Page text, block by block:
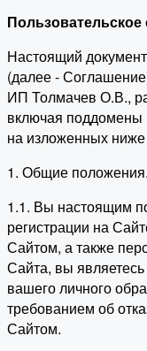
Настоящий
(далее -
ИП Толмачев О.В.,
включая поддомены
на изложенных
1. Общие положения.
1.1. Вы настоящим
регистрации на
Сайтом, а также
Сайта, вы
вашего личного
требованием об
Сайтом.